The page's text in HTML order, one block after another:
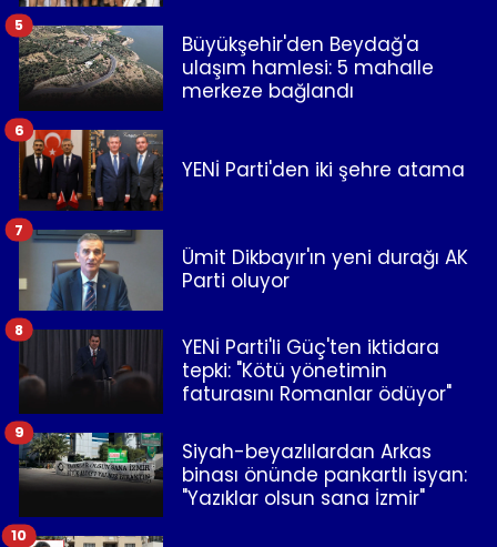
Büyükşehir'den Beydağ'a
ulaşım hamlesi: 5 mahalle
merkeze bağlandı
5
YENİ Parti'den iki şehre atama
6
Ümit Dikbayır'ın yeni durağı AK
Parti oluyor
7
YENİ Parti'li Güç'ten iktidara
tepki: "Kötü yönetimin
faturasını Romanlar ödüyor"
8
Siyah-beyazlılardan Arkas
binası önünde pankartlı isyan:
"Yazıklar olsun sana İzmir"
9
10